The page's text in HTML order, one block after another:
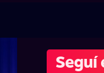
Seguí